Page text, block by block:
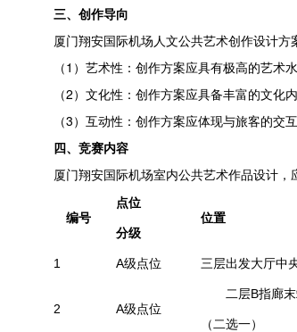
三、创作导向
厦门翔安国际机场人文公共艺术创作设计方
（1）艺术性：创作方案应具有极高的艺术
（2）文化性：创作方案应具备丰富的文化
（3）互动性：创作方案应体现与旅客的交
四、竞赛内容
厦门翔安国际机场室内公共艺术作品设计
编号
点位
分级
位置
1 A级点位 三层出发大厅中
2 A级点位
二层B指廊末
（二选一）